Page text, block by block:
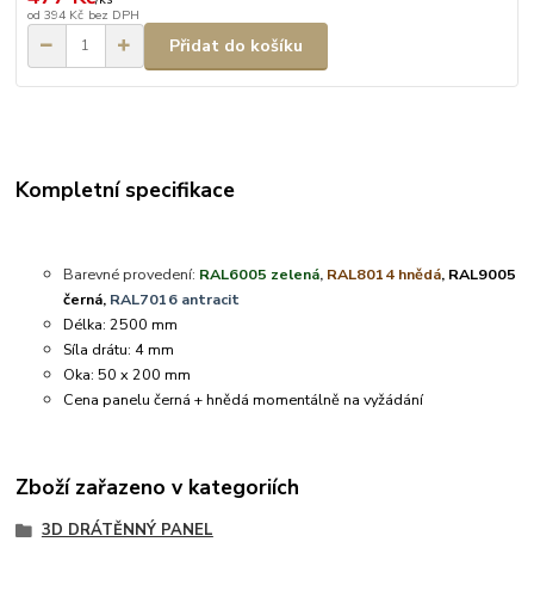
od 394 Kč bez DPH
Přidat do košíku
Kompletní specifikace
Barevné provedení: RAL6005 zelená, RAL8014 hnědá, RAL9005
černá, RAL7016 antracit
Délka: 2500 mm
Síla drátu: 4 mm
Oka: 50 x 200 mm
Cena panelu černá + hnědá momentálně na vyžádání
Zboží zařazeno v kategoriích
3D DRÁTĚNNÝ PANEL